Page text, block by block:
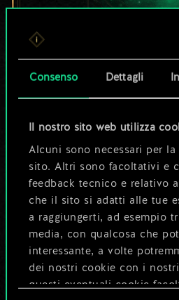
Consenso Dettagli
Il nostro sito web utilizza
Alcuni sono necessari per la
sito. Altri sono facoltativi e
feedback tecnico e relativo
che il sito si adatti alle tue
a raggiungerti, ad esempio
media, con qualcosa che
interessante, a volte
dei nostri cookie con i
questi eventuali cookie
Per ora, è
set di
Ma può
molto
Dai un nome al mazzo
guida